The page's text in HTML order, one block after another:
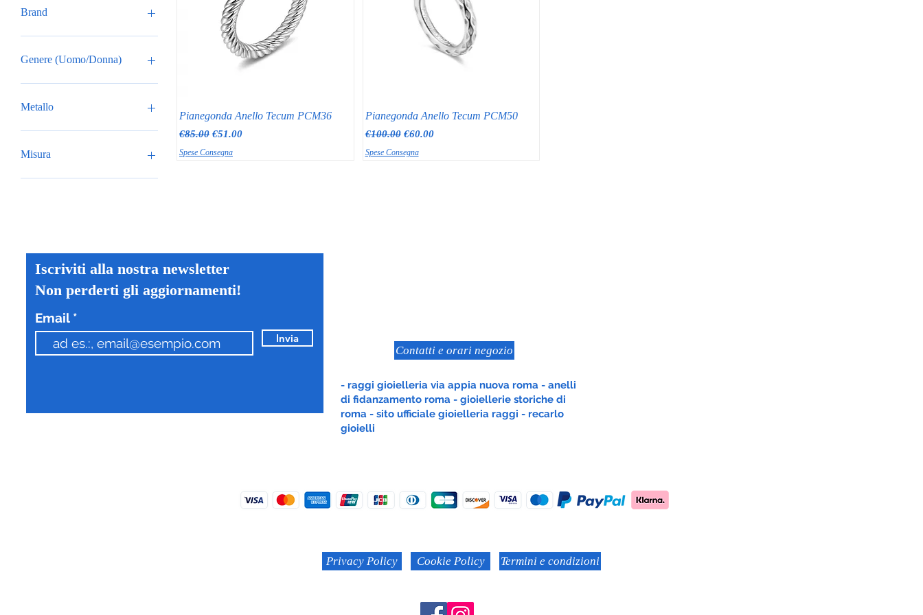
Brand
Genere (Uomo/Donna)
Metallo
Misura
Pianegonda Anello Tecum PCM36
Regular Price
€85.00 Sale Price
€51.00
Spese Consegna
Pianegonda Anello Tecum PCM50
Regular Price
€100.00 Sale Price
€60.00
Spese Consegna
Iscriviti alla nostra newsletter
Non perderti gli aggiornamenti!
Email
Invia
Contatti e orari negozio
- raggi gioielleria via appia nuova roma - anelli
di fidanzamento roma - gioiellerie storiche di
roma - sito ufficiale gioielleria raggi - recarlo
gioielli
Privacy Policy Cookie Policy Termini e condizioni